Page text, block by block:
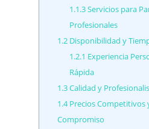
1.1.3Servicios para
Profesionales
1.2 Disponibilidad y
1.2.1 Experiencia
Rápida
1.3Calidad y
1.4Precios Competitivos
Compromiso